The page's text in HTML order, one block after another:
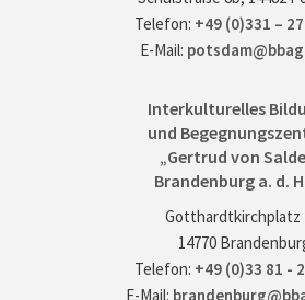
Telefon: +49 (0)331 –
E-Mail:
Interkulturelles
und
„Gertrud von
Brandenburg a. d.
Gotthardtkirchplatz
14770
Telefon: +49 (0)33 81 -
E-Mail: